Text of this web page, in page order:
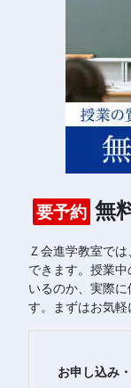
要予約 無
Ｚ会進学教室で
できます。授業
いるのか、実際
す。まずはお気軽
お申し込み